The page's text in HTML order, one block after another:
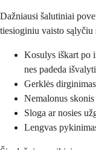
Dažniausi šalutiniai
tiesioginiu vaisto sąlyčiu
Kosulys iškart po
nes padeda
Gerklės
Nemalonus
Sloga ar nosies
Lengvas